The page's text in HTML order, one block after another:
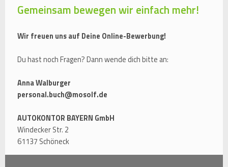
Gemeinsam bewegen wir einfach mehr!
Wir freuen uns auf Deine Online-Bewerbung!
Du hast noch Fragen? Dann wende dich bitte an:
Anna Walburger
personal.buch@mosolf.de
AUTOKONTOR BAYERN GmbH
Windecker Str. 2
61137 Schöneck